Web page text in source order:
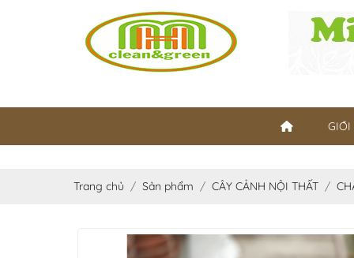
GIỚI
Trang chủ Sản phẩm CÂY CẢNH NỘI THẤT